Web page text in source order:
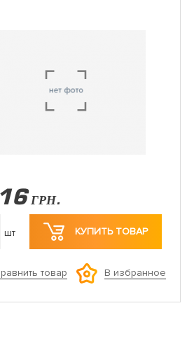
ГРН.
шт КУПИТЬ ТОВАР
товар В избранное